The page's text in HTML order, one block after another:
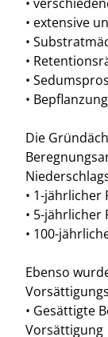
• extensive
•
•
•
•
Die
• 1-jährlicher
• 5-jährlicher
• 100-
Ebenso
• Gesättigte
Vorsättigung